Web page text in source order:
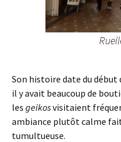
Son histoire date du début
il y avait beaucoup de
les geikosvisitaient
ambiance plutôt calme
tumultueuse.